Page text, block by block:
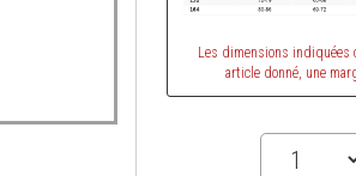
Les dimensions indiquées
article donné, une